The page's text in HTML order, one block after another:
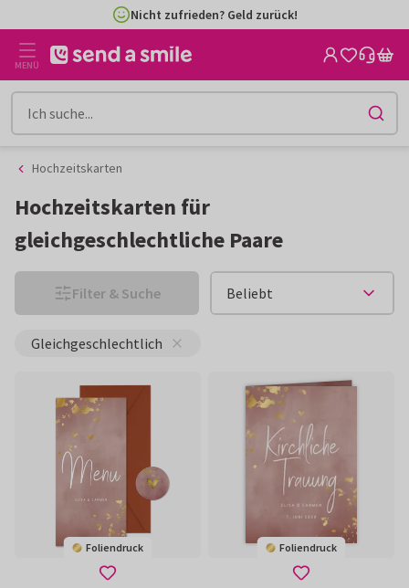
Inhalt
gehen
Filter
Nicht zufrieden? Geld zurück!
MENÜ
Hochzeitskarten
Hochzeitskarten für
gleichgeschlechtliche Paare
Filter & Suche
Gleichgeschlechtlich
Foliendruck Foliendruck